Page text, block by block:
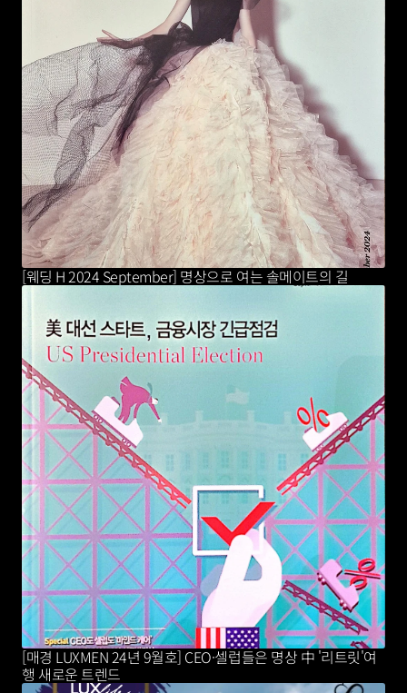
[웨딩 H 2024 September] 명상으로 여는 솔메이트의 길
[매경 LUXMEN 24년 9월호] CEO·셀럽들은 명상 中 '리트릿'여
행 새로운 트렌드